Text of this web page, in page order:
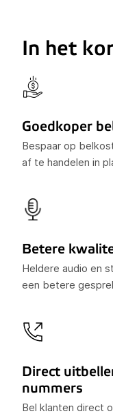
In het
Goedkoper
Bespaar op
af te handelen in
Betere
Heldere audio en
een betere
Direct
nummers
Bel klanten direct